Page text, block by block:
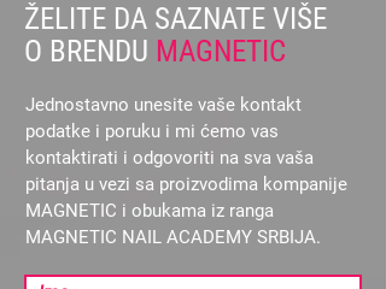
ŽELITE DA SAZNATE VIŠE
O BRENDU MAGNETIC
Jednostavno unesite vaše kontakt
podatke i poruku i mi ćemo vas
kontaktirati i odgovoriti na sva vaša
pitanja u vezi sa proizvodima kompanije
MAGNETIC i obukama iz ranga
MAGNETIC NAIL ACADEMY SRBIJA.